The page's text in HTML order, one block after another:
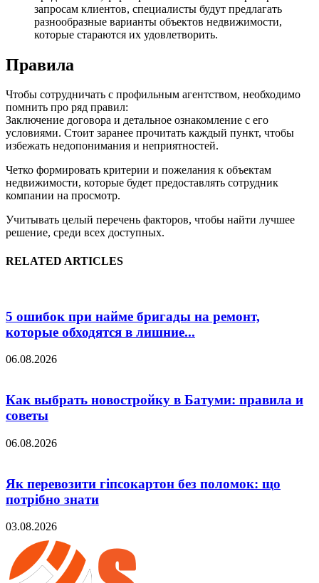
запросам клиентов, специалисты будут предлагать
разнообразные варианты объектов недвижимости,
которые стараются их удовлетворить.
Правила
Чтобы сотрудничать с профильным агентством, необходимо
помнить про ряд правил:
Заключение договора и детальное ознакомление с его
условиями. Стоит заранее прочитать каждый пункт, чтобы
избежать недопонимания и неприятностей.
Четко формировать критерии и пожелания к объектам
недвижимости, которые будет предоставлять сотрудник
компании на просмотр.
Учитывать целый перечень факторов, чтобы найти лучшее
решение, среди всех доступных.
RELATED ARTICLES
5 ошибок при найме бригады на ремонт,
которые обходятся в лишние...
06.08.2026
Как выбрать новостройку в Батуми: правила и
советы
06.08.2026
Як перевозити гіпсокартон без поломок: що
потрібно знати
03.08.2026